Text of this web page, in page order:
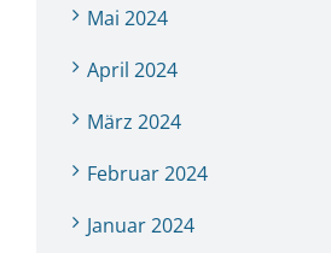
Mai 2024
April 2024
März 2024
Februar 2024
Januar 2024